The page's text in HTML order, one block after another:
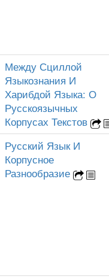
Между Сциллой
Языкознания И
Харибдой Языка: О
Русскоязычных
Корпусах Текстов
Русский Язык И
Корпусное
Разнообразие